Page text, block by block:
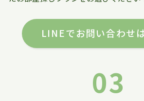
LINEでお問い合わせ
03